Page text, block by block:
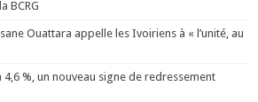
BCRG
Ouattara appelle les Ivoiriens à « l’unité, au
4,6 %, un nouveau signe de redressement